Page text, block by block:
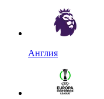
Англия